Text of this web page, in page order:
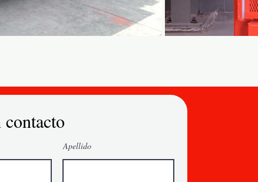
contacto
Apellido